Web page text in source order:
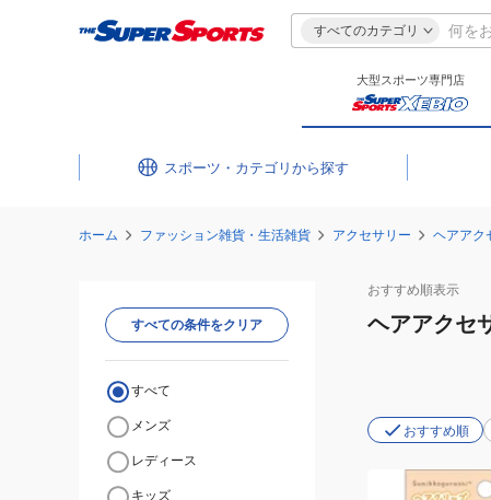
すべてのカテゴリ
大型スポーツ専門店
スポーツ・カテゴリ
ホーム ファッション雑貨・生活雑貨 アクセサリー ヘアアク
おすすめ順表示
ヘアアクセ
おすすめ順
すべての条件をクリア
すべて
メンズ
レディース
キッズ